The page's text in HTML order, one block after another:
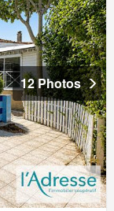
12 Photos